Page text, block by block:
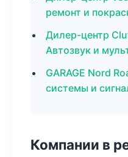
ремонт и
Дилер-центр
Автозвук и
GARAGE Nord
системы и
Компании в